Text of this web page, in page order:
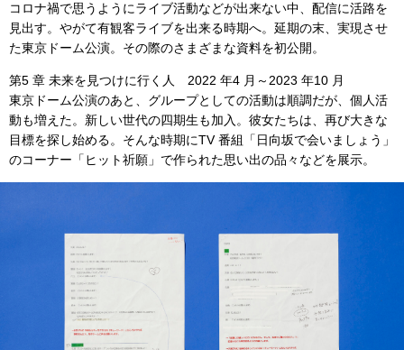
コロナ禍で思うようにライブ活動などが出来ない中、配信に活路を
見出す。やがて有観客ライブを出来る時期へ。延期の末、実現させ
た東京ドーム公演。その際のさまざまな資料を初公開。
第5 章 未来を見つけに行く人 2022 年4 月～2023 年10 月
東京ドーム公演のあと、グループとしての活動は順調だが、個人活
動も増えた。新しい世代の四期生も加入。彼女たちは、再び大きな
目標を探し始める。そんな時期にTV 番組「日向坂で会いましょう」
のコーナー「ヒット祈願」で作られた思い出の品々などを展示。